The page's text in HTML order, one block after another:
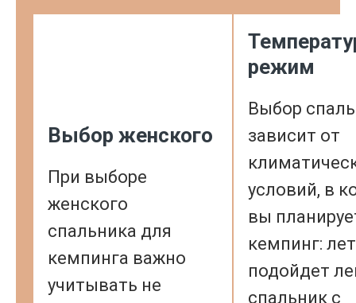
Выбор женского
При выборе
женского
спальника для
кемпинга важно
учитывать не
режим
Выбор
зависит от
условий, в
вы
кемпинг:
подойдет
спальник с